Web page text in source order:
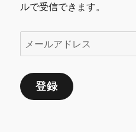
ルで受信できます。
ー
ル
ア
登録